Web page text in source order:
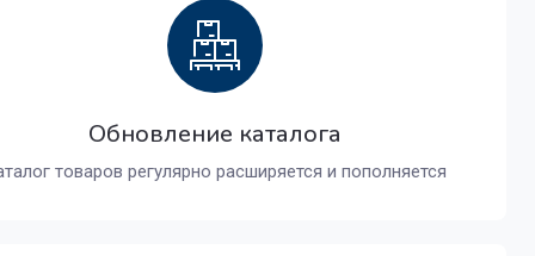
Обновление каталога
товаров регулярно расширяется и пополняется